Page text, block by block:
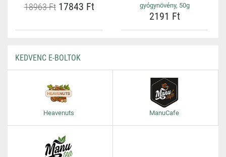
18963 Ft17843 Ft
gyógynövény, 50g
2191 Ft
KEDVENC E-BOLTOK
Heavenuts ManuCafe